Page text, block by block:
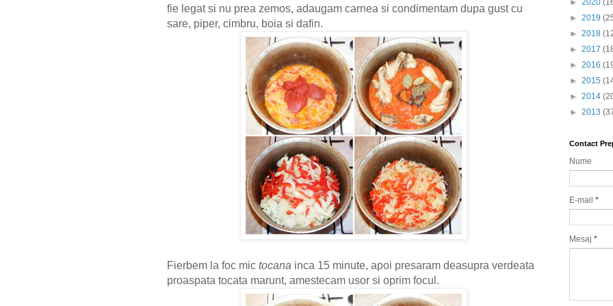
fie legat si nu prea zemos, adaugam carnea si condimentam dupa gust cu
sare, piper, cimbru, boia si dafin.
Fierbem la foc mic tocana inca 15 minute, apoi presaram deasupra verdeata
proaspata tocata marunt, amestecam usor si oprim focul.
► 2020
► 2019
► 2018
► 2017
► 2016
► 2015
► 2014
► 2013
Contact
Nume
E-mail *
Mesaj *